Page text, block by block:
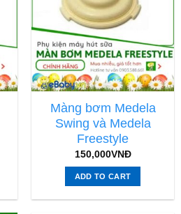
Màng bơm Medela
Swing và Medela
Freestyle
150,000VNĐ
ADD TO CART